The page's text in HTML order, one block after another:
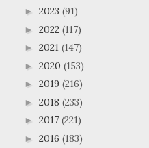
► 2023 (91)
► 2022 (117)
► 2021 (147)
► 2020 (153)
► 2019 (216)
► 2018 (233)
► 2017 (221)
► 2016 (183)